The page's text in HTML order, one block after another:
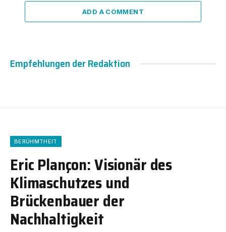
ADD A COMMENT
Empfehlungen der Redaktion
BERÜHMTHEIT
Eric Plançon: Visionär des
Klimaschutzes und
Brückenbauer der
Nachhaltigkeit